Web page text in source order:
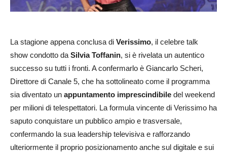
La stagione appena conclusa di Verissimo, il celebre talk
show condotto da Silvia Toffanin, si è rivelata un autentico
successo su tutti i fronti. A confermarlo è Giancarlo Scheri,
Direttore di Canale 5, che ha sottolineato come il programma
sia diventato un appuntamento imprescindibile del weekend
per milioni di telespettatori. La formula vincente di Verissimo ha
saputo conquistare un pubblico ampio e trasversale,
confermando la sua leadership televisiva e rafforzando
ulteriormente il proprio posizionamento anche sul digitale e sui